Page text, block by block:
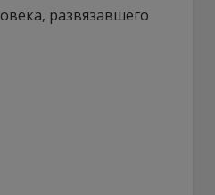
развязавшего